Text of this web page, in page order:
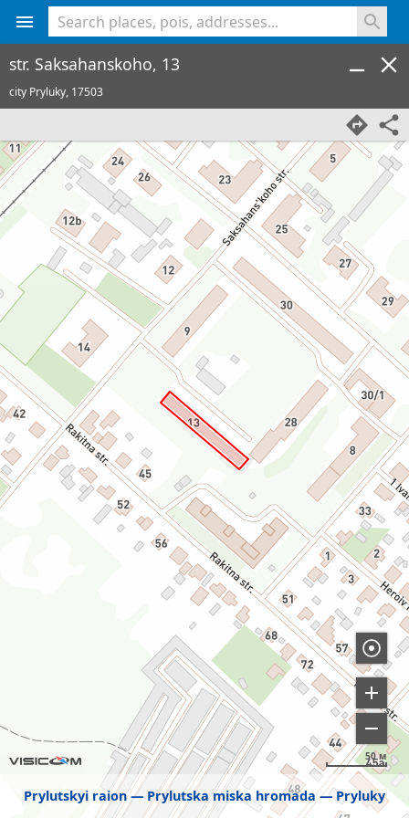
Prylutskyi raion Prylutska miska hromada Pryluky
50 м
str. Saksahanskoho, 13
city Pryluky, 17503
<% console.log(hcard) %>